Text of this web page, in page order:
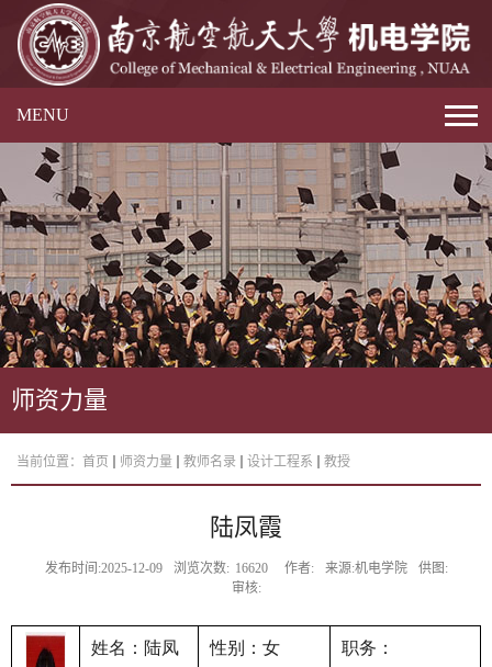
MENU
师资力量
当前位置： 首页 师资力量 教师名录 设计工程系 教授
陆凤霞
发布时间:2025-12-09 浏览次数: 16620 作者: 来源:机电学院
供图:
审核:
姓名：陆凤
性别：女 职务：